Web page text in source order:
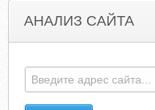
АНАЛИЗ САЙТА